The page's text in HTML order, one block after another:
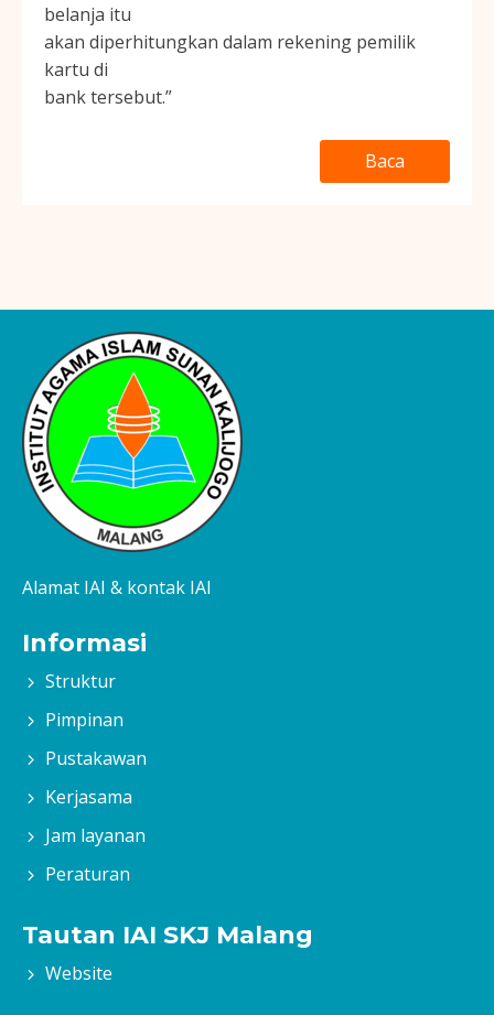
belanja itu
akan diperhitungkan dalam rekening pemilik
kartu di
bank tersebut.”
Baca
Alamat IAI & kontak IAI
Informasi
Struktur
Pimpinan
Pustakawan
Kerjasama
Jam layanan
Peraturan
Tautan IAI SKJ Malang
Website